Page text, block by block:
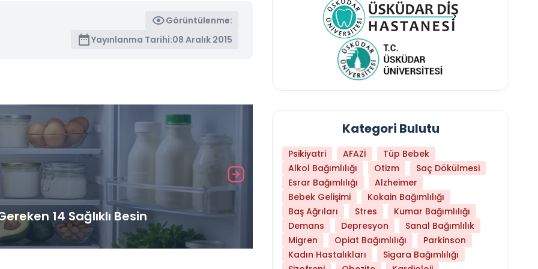
Görüntülenme:
Yayınlanma Tarihi:08 Aralık 2015
14 Sağlıklı Besin Hangi Yaşta Hangi Testi Yaptırmanız
Kategori Bulutu
Psikiyatri AFAZİ
Tüp Bebek
Alkol Bağımlılığı
Otizm
Saç Dökülmesi
Esrar Bağımlılığı
Alzheimer
Bebek Gelişimi
Kokain Bağımlılığı
Baş Ağrıları
Stres
Kumar Bağımlılığı
Demans
Depresyon
Sanal Bağımlılık
Migren
Opiat Bağımlılığı
Parkinson
Kadın Hastalıkları
Sigara Bağımlılığı